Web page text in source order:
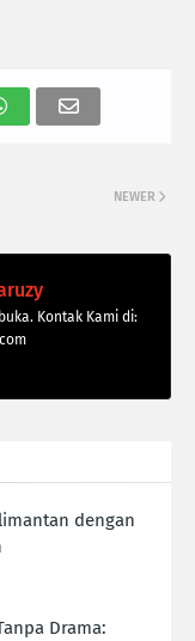
NEWER
Kontak Kami di:
dengan
Drama: